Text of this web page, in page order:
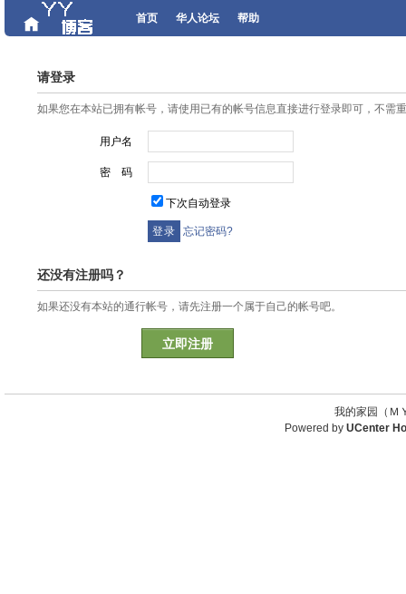
首页 华人论坛 帮助
请登录
如果您在本站已拥有帐号，请使用已有的帐号信息直接进行登录即可，不需
用户名
密 码
下次自动登录
忘记密码?
还没有注册吗？
如果还没有本站的通行帐号，请先注册一个属于自己的帐号吧。
立即注册
我的家园（
Powered by UCenter